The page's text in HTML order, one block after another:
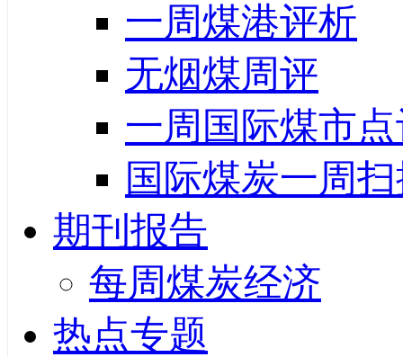
一周煤港评析
无烟煤周评
一周国际煤市
国际煤炭一周
期刊报告
每周煤炭经济
热点专题